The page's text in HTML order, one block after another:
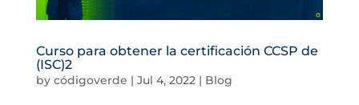
Curso para obtener la certificación CCSP de
(ISC)2
by códigoverde | Jul 4, 2022| Blog